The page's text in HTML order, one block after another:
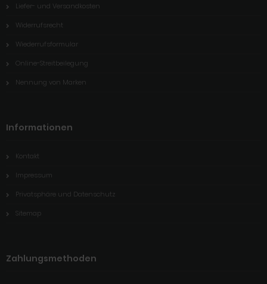
Liefer- und Versandkosten
Widerrufsrecht
Wiederrufsformular
Online-Streitbeilegung
Nennung von Marken
Informationen
Kontakt
Impressum
Privatsphäre und Datenschutz
Sitemap
Zahlungsmethoden